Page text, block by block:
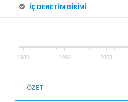
İÇ DENETİM BİRİMİ
1980 1992 2003
ÖZET